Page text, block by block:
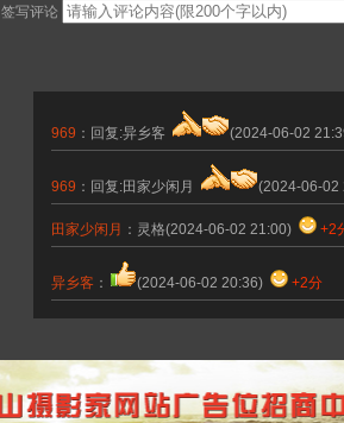
签写评论
969 ：回复:异乡客 (2024-06-02
969 ：回复:田家少闲月 (2024-06-
田家少闲月 ：灵格(2024-06-02 21:00) +2
异乡客 ： (2024-06-02 20:36) +2分